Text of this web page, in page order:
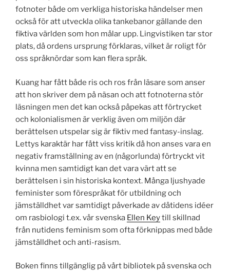
fotnoter både om verkliga historiska händelser men
också för att utveckla olika tankebanor gällande den
fiktiva världen som hon målar upp. Lingvistiken tar stor
plats, då ordens ursprung förklaras, vilket är roligt för
oss språknördar som kan flera språk.
Kuang har fått både ris och ros från läsare som anser
att hon skriver dem på näsan och att fotnoterna stör
läsningen men det kan också påpekas att förtrycket
och kolonialismen är verklig även om miljön där
berättelsen utspelar sig är fiktiv med fantasy-inslag.
Lettys karaktär har fått viss kritik då hon anses vara en
negativ framställning av en (någorlunda) förtryckt vit
kvinna men samtidigt kan det vara värt att se
berättelsen i sin historiska kontext. Många ljushyade
feminister som förespråkat för utbildning och
jämställdhet var samtidigt påverkade av dåtidens idéer
om rasbiologi t.ex. vår svenska Ellen Keytill skillnad
från nutidens feminism som ofta förknippas med både
jämställdhet och anti-rasism.
Boken finns tillgänglig på vårt bibliotek på svenska och